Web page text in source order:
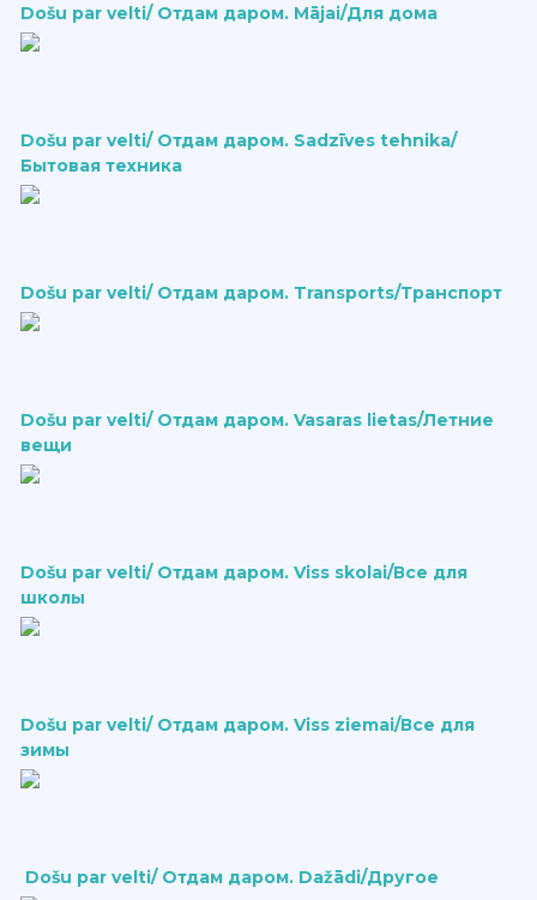
Došu par velti/ Отдам даром. Mājai/Для дома
Došu par velti/ Отдам даром. Sadzīves tehnika/
Бытовая техника
Došu par velti/ Отдам даром. Transports/Транспорт
Došu par velti/ Отдам даром. Vasaras lietas/Летние
вещи
Došu par velti/ Отдам даром. Viss skolai/Все для
школы
Došu par velti/ Отдам даром. Viss ziemai/Все для
зимы
Došu par velti/ Отдам даром. Dažādi/Другое